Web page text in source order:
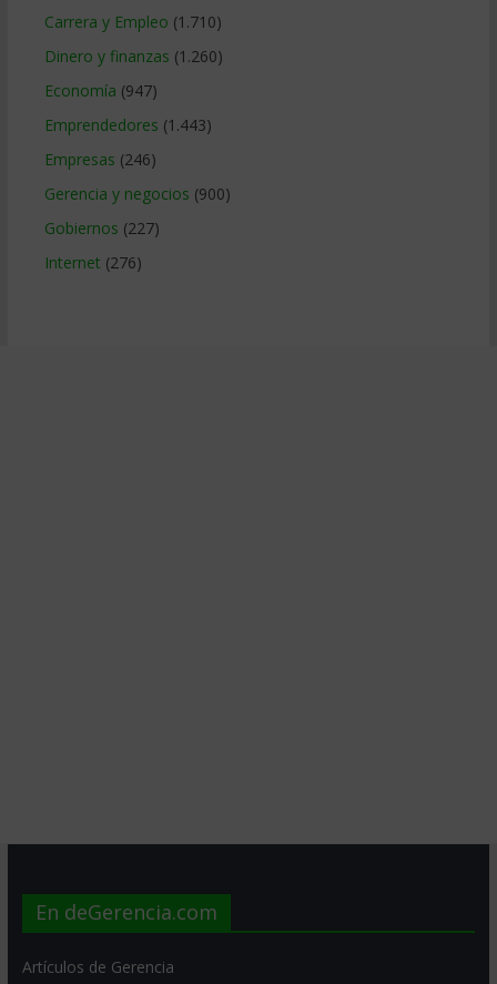
Carrera y Empleo (1.710)
Dinero y finanzas (1.260)
Economía (947)
Emprendedores (1.443)
Empresas (246)
Gerencia y negocios (900)
Gobiernos (227)
Internet (276)
En deGerencia.com
Artículos de Gerencia